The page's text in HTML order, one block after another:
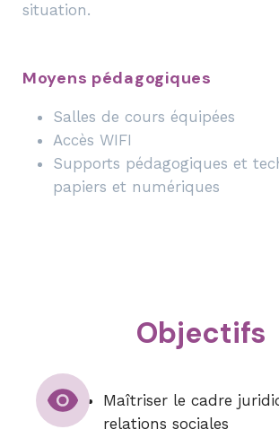
situation.
Moyens pédagogiques
Salles de cours équipées
Accès WIFI
Supports pédagogiques et
papiers et numériques
Objectifs
Maîtriser le cadre
relations sociales